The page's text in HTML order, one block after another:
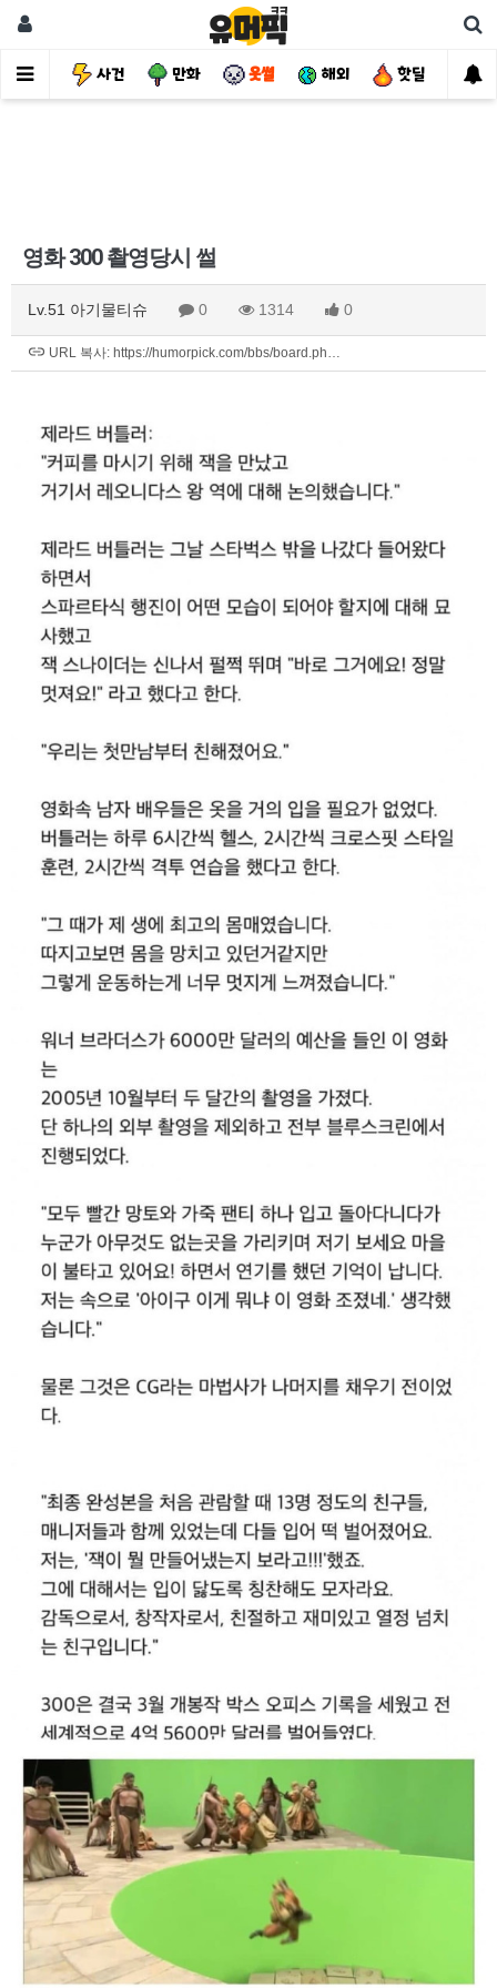
유머 사건 만화 웃썰 해외 핫딜 자
영화 300 촬영당시 썰
Lv.51 아기물티슈 0 1314 0
URL 복사: https://humorpick.com/bbs/board.ph…